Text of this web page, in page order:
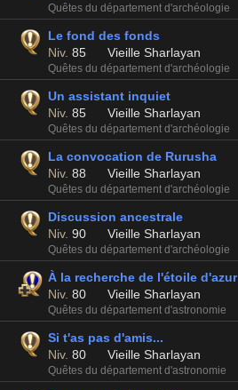
Quêtes du département d'archéologie
Le fond des fonds
Niv. 85 Vieille Sharlayan
Quêtes du département d'archéologie
Un assistant inquiet
Niv. 85 Vieille Sharlayan
Quêtes du département d'archéologie
La convocation de Rurusha
Niv. 88 Vieille Sharlayan
Quêtes du département d'archéologie
Discussion ancestrale
Niv. 90 Vieille Sharlayan
Quêtes du département d'archéologie
À la recherche de l'étoile d'azur
Niv. 80 Vieille Sharlayan
Quêtes du département d'astronomie
Si t'as pas d'amis...
Niv. 80 Vieille Sharlayan
Quêtes du département d'astronomie